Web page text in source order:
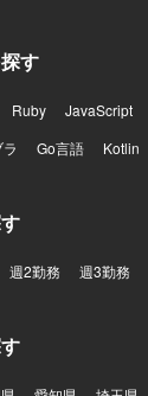
す
Ruby JavaScript
Go言語 Kotlin
週2勤務 週3勤務